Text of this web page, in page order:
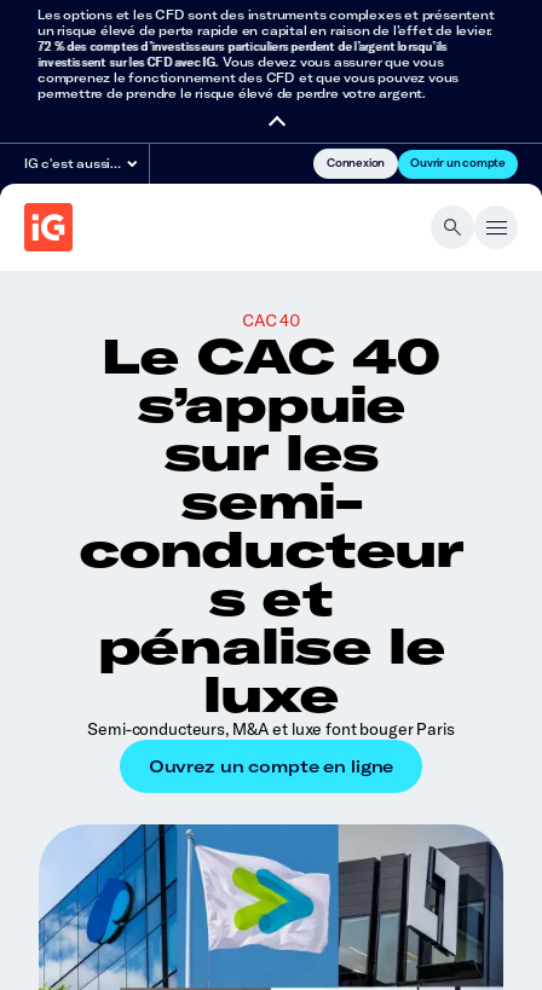
Les options et les CFD sont des instruments complexes et présentent
un risque élevé de perte rapide en capital en raison de l’effet de levier.
72 % des comptes d’investisseurs particuliers perdent de l’argent lorsqu’ils
investissent sur les CFD avec IG. Vous devez vous assurer que vous
comprenez le fonctionnement des CFD et que vous pouvez vous
permettre de prendre le risque élevé de perdre votre argent.
IG c'est aussi… Connexion Ouvrir un compte
CAC 40
Le CAC 40
s’appuie
sur les
semi-
conducteur
s et
pénalise le
luxe
Semi-conducteurs, M&A et luxe font bouger Paris